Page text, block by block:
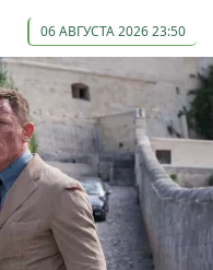
06 АВГУСТА 2026 23:50